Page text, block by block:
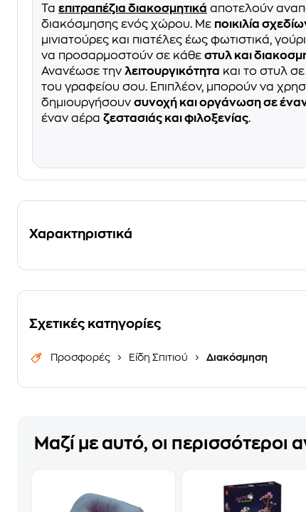
Τα επιτραπέζια διακοσμητικά αποτελούν
διακόσμησης ενός χώρου. Με ποικιλία
μινιατούρες και πιατέλες έως φωτιστικά,
να προσαρμοστούν σε κάθε στυλ και
Ανανέωσε την λειτουργικότητα και το στυλ
του γραφείου σου. Επιπλέον, μπορούν να
δημιουργήσουν συνοχή και οργάνωση σε
έναν αέρα ζεστασιάς και φιλοξενίας.
Χαρακτηριστικά
Σχετικές κατηγορίες
Προσφορές Είδη Σπιτιού Διακόσμηση
Μαζί με αυτό, οι περισσότεροι